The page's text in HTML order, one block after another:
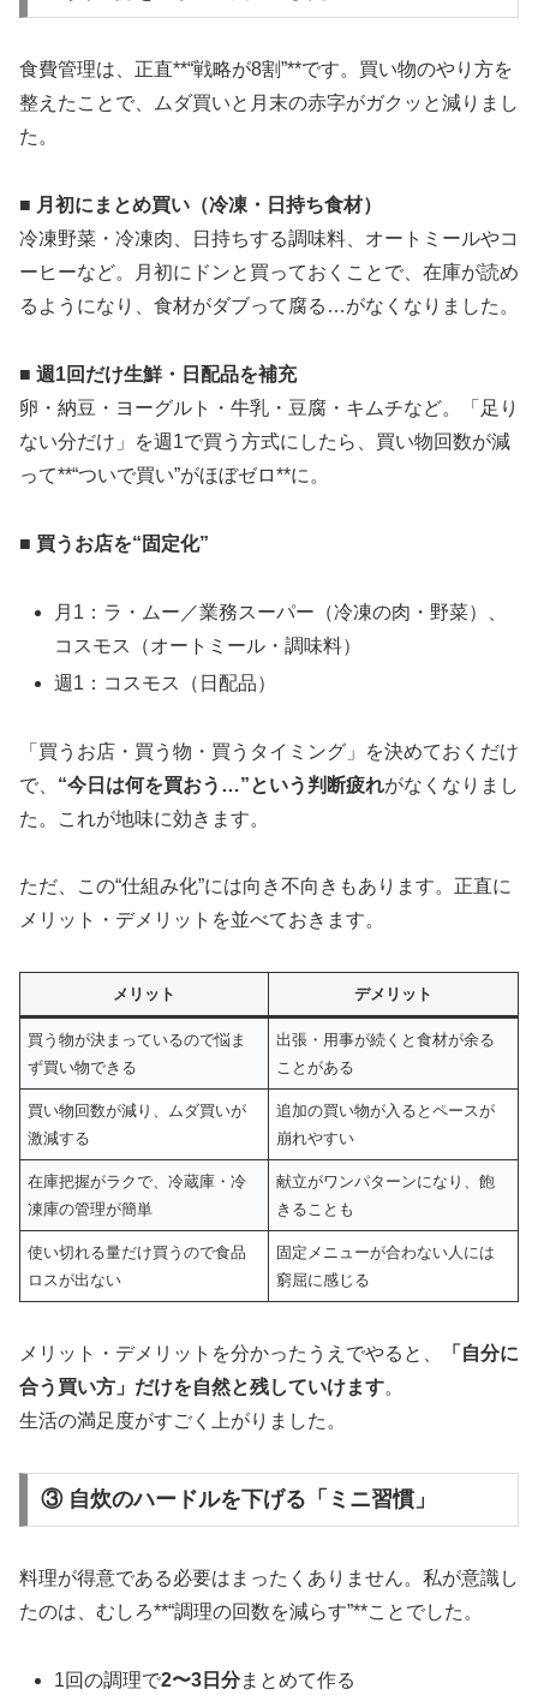
食費管理は、正直**“戦略が8割”**です。買い物のやり方を
整えたことで、ムダ買いと月末の赤字がガクッと減りまし
た。
■ 月初にまとめ買い（冷凍・日持ち食材）
冷凍野菜・冷凍肉、日持ちする調味料、オートミールやコ
ーヒーなど。月初にドンと買っておくことで、在庫が読め
るようになり、食材がダブって腐る…がなくなりました。
■ 週1回だけ生鮮・日配品を補充
卵・納豆・ヨーグルト・牛乳・豆腐・キムチなど。「足り
ない分だけ」を週1で買う方式にしたら、買い物回数が減
って**“ついで買い”がほぼゼロ**に。
■ 買うお店を“固定化”
月1：ラ・ムー／業務スーパー（冷凍の肉・野菜）、
コスモス（オートミール・調味料）
週1：コスモス（日配品）
「買うお店・買う物・買うタイミング」を決めておくだけ
で、 “今日は何を買おう…”という判断疲れがなくなりまし
た。これが地味に効きます。
ただ、この“仕組み化”には向き不向きもあります。正直に
メリット・デメリットを並べておきます。
メリット デメリット
買う物が決まっているので悩ま
ず買い物できる
出張・用事が続くと食材が余る
ことがある
買い物回数が減り、ムダ買いが
激減する
追加の買い物が入るとペースが
崩れやすい
在庫把握がラクで、冷蔵庫・冷
凍庫の管理が簡単
献立がワンパターンになり、飽
きることも
使い切れる量だけ買うので食品
ロスが出ない
固定メニューが合わない人には
窮屈に感じる
メリット・デメリットを分かったうえでやると、
「自分に
合う買い方」だけを自然と残していけます。
生活の満足度がすごく上がりました。
③ 自炊のハードルを下げる「ミニ習慣」
料理が得意である必要はまったくありません。私が意識し
たのは、むしろ**“調理の回数を減らす”**ことでした。
1回の調理で2〜3日分まとめて作る